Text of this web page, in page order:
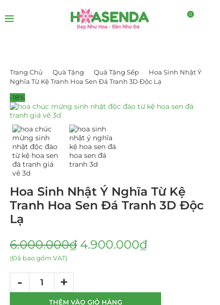
0
Trang Chủ Quà Tặng Quà Tặng Sếp
Hoa Sinh Nhật Ý
Nghĩa Từ Kệ Tranh Hoa Sen Đá Tranh 3D Độc Lạ
-18%
Hoa Sinh Nhật Ý Nghĩa Từ Kệ
Tranh Hoa Sen Đá Tranh 3D Độc
Lạ
6.000.000₫ 4.900.000₫
(Đã bao gồm VAT)
THÊM VÀO GIỎ HÀNG